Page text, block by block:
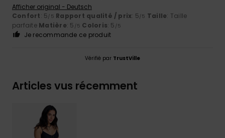
Afficher original - Deutsch
Confort: 5/5 Rapport qualité / prix: 5/5 Taille: Taille
parfaite Matière: 5 /5 Coloris: 5 /5
Je recommande ce produit
Vérifié par TrustVille
Articles vus récemment